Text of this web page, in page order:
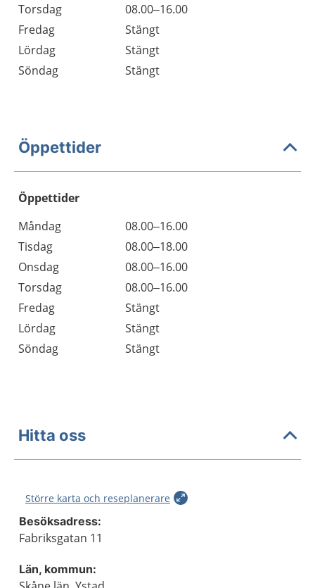
Torsdag
08.00–16.00
Fredag
Stängt
Lördag
Stängt
Söndag
Stängt
Öppettider
Öppettider
Dag
Öppettider
Kommentarer
Måndag
08.00–16.00
Tisdag
08.00–18.00
Onsdag
08.00–16.00
Torsdag
08.00–16.00
Fredag
Stängt
Lördag
Stängt
Söndag
Stängt
Hitta oss
Större karta och reseplanerare
Besöksadress:
Fabriksgatan 11
Län, kommun: